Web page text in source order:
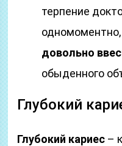
терпение
довольно
обыденного
Глубокий
Глубокий кариес –